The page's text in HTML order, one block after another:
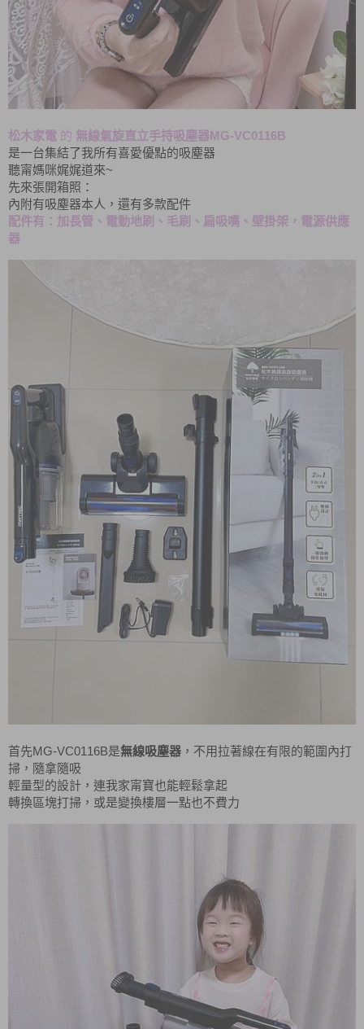
松木家電 的 無線氣旋直立手持吸塵器MG-VC0116B
是一台集結了我所有喜愛優點的吸塵器
聽甯媽咪娓娓道來~
先來張開箱照：
內附有吸塵器本人，還有多款配件
配件有：加長管、電動地刷、毛刷、扁吸嘴、壁掛架，電源供應
器
首先MG-VC0116B是無線吸塵器 ，不用拉著線在有限的範圍內打
掃，隨拿隨吸
輕量型的設計，連我家甯寶也能輕鬆拿起
轉換區塊打掃，或是變換樓層一點也不費力